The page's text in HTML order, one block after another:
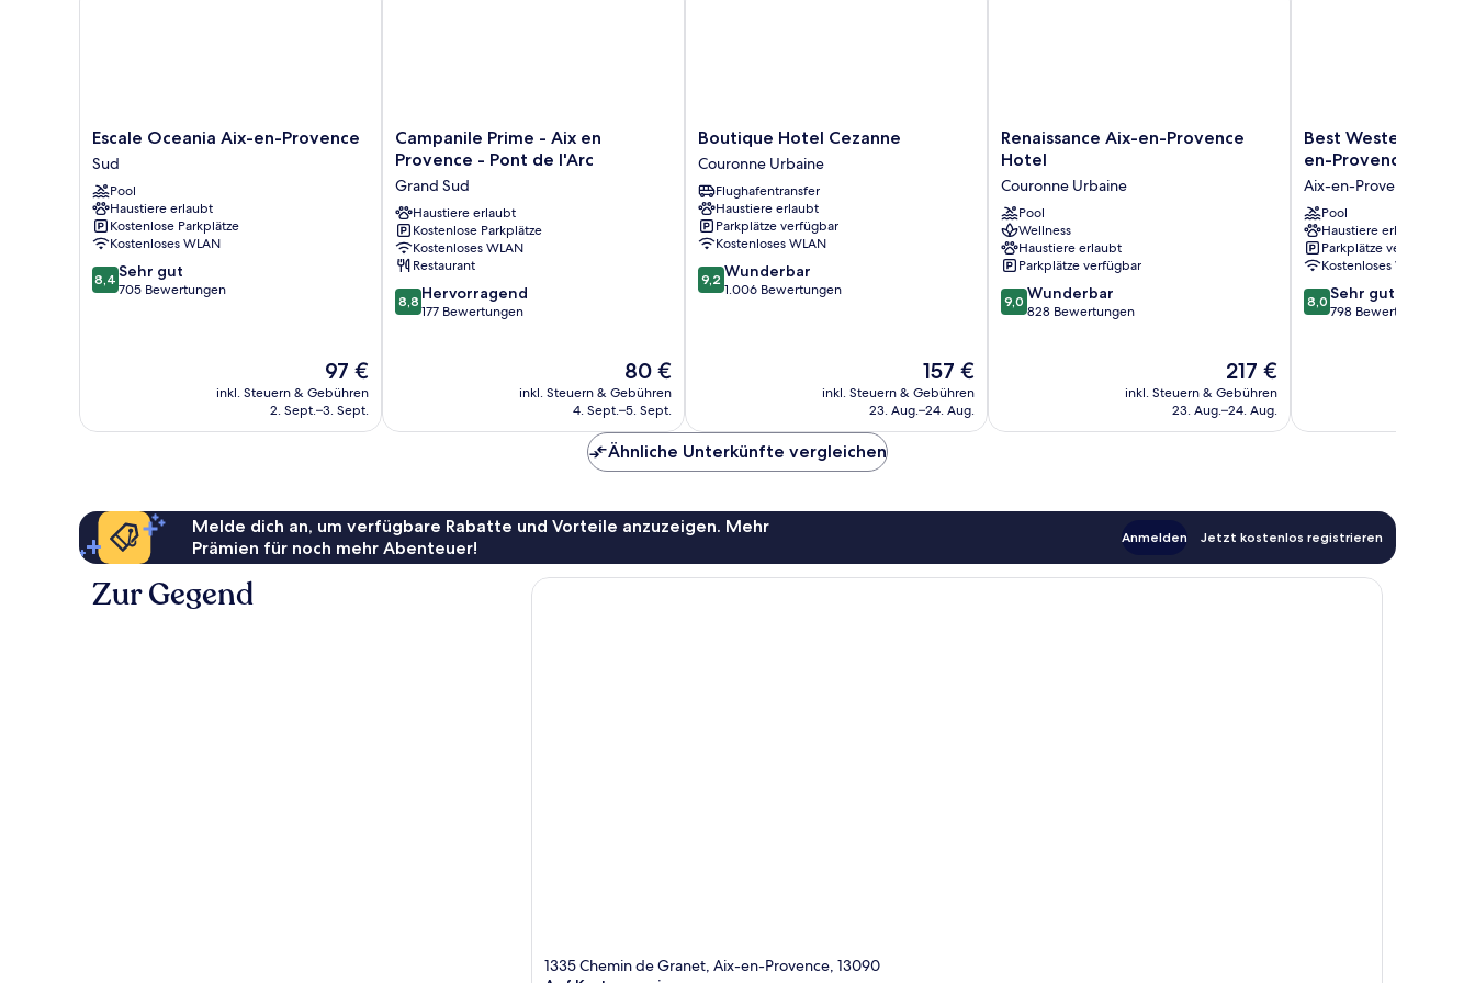
Escale
Oceania
Aix-
en-
Provence
Sud
Escale Oceania Aix-en-Provence
Sud
Pool
Haustiere erlaubt
Kostenlose Parkplätze
Kostenloses WLAN
8.4
von
8,4 Sehr gut
705 Bewertungen
Der
Preis
beträgt
97 €
inkl. Steuern & Gebühren
2. Sept.–3. Sept.
Campanile
Prime
Aix
en
Provence
-
Pont
de
l'Arc
Campanile Prime - Aix en
Provence - Pont de l'Arc
Grand Sud
Haustiere erlaubt
Kostenlose Parkplätze
Kostenloses WLAN
Restaurant
8.8
von
8,8 Hervorragend
177 Bewertungen
Der
Preis
beträgt
80 €
inkl. Steuern & Gebühren
4. Sept.–5. Sept.
Boutique
Hotel
Cezanne
Couronne
Urbaine
Boutique Hotel Cezanne
Couronne Urbaine
Flughafentransfer
Haustiere erlaubt
Parkplätze verfügbar
Kostenloses WLAN
9.2
von
9,2 Wunderbar
1.006 Bewertungen
Der
Preis
beträgt
157 €
inkl. Steuern & Gebühren
23. Aug.–24. Aug.
Renaissance
Aix-
Provence
Hotel
Couronne
Urbaine
Renaissance Aix-en-Provence
Hotel
Couronne Urbaine
Pool
Wellness
Haustiere erlaubt
Parkplätze verfügbar
9.0
von
9,0 Wunderbar
828 Bewertungen
Der
Preis
beträgt
217 €
inkl. Steuern & Gebühren
23. Aug.–24. Aug.
Best
Western
le
Galice
Aix-
en-
Provence
Aix-
en-
Best Western Hotel
en-Provence
Aix-en-Provence
Pool
Haustiere erlaubt
Parkplätze verfügbar
Kostenloses WLAN
8.0
von
8,0 Sehr gut
798 Bewertungen
Ähnliche Unterkünfte vergleichen
Melde dich an, um verfügbare Rabatte und Vorteile anzuzeigen. Mehr
Prämien für noch mehr Abenteuer!
Anmelden Jetzt kostenlos registrieren
Zur Gegend
1335 Chemin de Granet, Aix-en-Provence, 13090